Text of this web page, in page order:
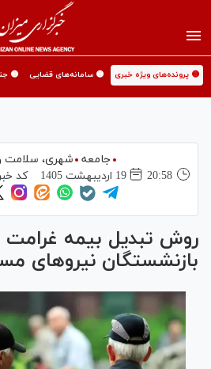
🟡 پرونده‌های ویژه خبری 🟡 سامانه‌های قضایی 🟡
جامعه
شهری،‌ سلامت
20:58
19 ارديبهشت 1405 کد
روش تبدیل بیمه
بازنشستگان نیرو‌های